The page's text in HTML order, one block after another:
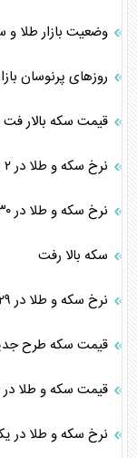
وضعیت بازار طلا و سکه |
روز‌های پرنوسان
قیمت سکه بالار فت
نرخ سکه و طلا در ۲ مرداد ۹۸
نرخ سکه و طلا در ۳۰ تیر ۹۸
سکه بالا رفت
نرخ سکه و طلا در ۲۹ تیر ۹۸
قیمت سکه طرح جدید در 13
قیمت سکه و طلا در بازار آزاد
نرخ سکه و طلا در یکم مهر